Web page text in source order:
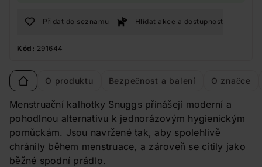
Přidat do seznamu Hlídat akce a dostupnost
Kód: 291644
O produktu Bezpečnost a balení O značce
Menstruační kalhotky Snuggs přinášejí moderní a
pohodlnou alternativu k jednorázovým hygienickým
pomůckám. Jsou navržené tak, aby spolehlivě
chránily během menstruace, a zároveň se cítily jako
běžné spodní prádlo.